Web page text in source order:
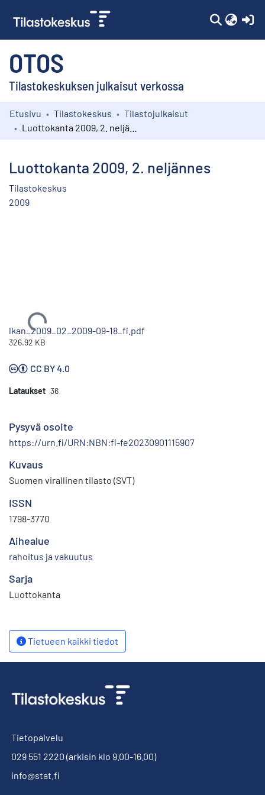
OTOS
Tilastokeskuksen julkaisut verkossa
Kokoelmat
Etusivu Tilastokeskus
Tilastojulkaisut
Luottokanta 2009, 2. neljännes
Tilastokeskus
2009
Ladataan...
lkan_2009_02_2009-09-18_fi.pdf
326.92 KB
CC BY 4.0
Lataukset 36
Pysyvä osoite
https://urn.fi/URN:NBN:fi-fe20230901115907
Kuvaus
Suomen virallinen tilasto (SVT)
ISSN
1798-3770
Aihealue
rahoitus ja vakuutus
Sarja
Luottokanta
Tietueen kaikki tiedot
Tietopalvelu
029 551 2220 (arkisin klo 9.00-16.00)
info@stat.fi